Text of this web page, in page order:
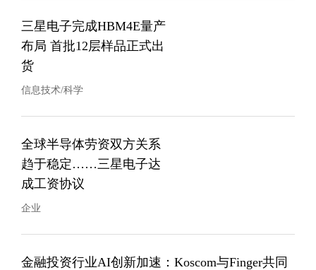
三星电子完成HBM4E量产
布局 首批12层样品正式出
货
信息技术/科学
全球半导体劳资双方关系
趋于稳定……三星电子达
成工资协议
企业
金融投资行业AI创新加速：Koscom与Finger共同